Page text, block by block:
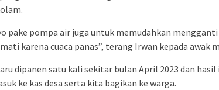
pake pompa air juga untuk memudahkan mengganti
karena cuaca panas”, terang Irwan kepada awak
dipanen satu kali sekitar bulan April 2023 dan hasil
ke kas desa serta kita bagikan ke warga.